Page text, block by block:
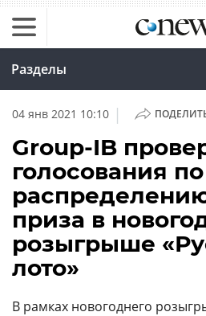
Разделы
04 янв 2021 10:10 |
Group-IB
голосования по
приза в
розыгрыше
лото»
В рамках новогоднего